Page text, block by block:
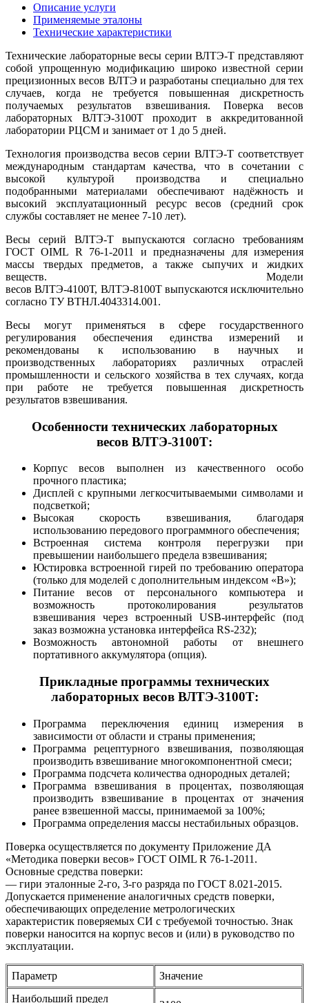
Описание услуги
Применяемые эталоны
Технические характеристики
Технические лабораторные весы серии ВЛТЭ-Т представляют
собой упрощенную модификацию широко известной серии
прецизионных весов ВЛТЭ и разработаны специально для тех
случаев, когда не требуется повышенная дискретность
получаемых результатов взвешивания. Поверка весов
лабораторных ВЛТЭ-3100Т проходит в аккредитованной
лаборатории РЦСМ и занимает от 1 до 5 дней.
Технология производства весов серии ВЛТЭ-Т соответствует
международным стандартам качества, что в сочетании с
высокой культурой производства и специально
подобранными материалами обеспечивают надёжность и
высокий эксплуатационный ресурс весов (средний срок
службы составляет не менее 7-10 лет).
Весы серий ВЛТЭ-Т выпускаются согласно требованиям
ГОСТ OIML R 76-1-2011 и предназначены для измерения
массы твердых предметов, а также сыпучих и жидких
веществ. Модели
весов ВЛТЭ-4100Т, ВЛТЭ-8100Т выпускаются исключительно
согласно ТУ ВТНЛ.4043314.001.
Весы могут применяться в сфере государственного
регулирования обеспечения единства измерений и
рекомендованы к использованию в научных и
производственных лабораториях различных отраслей
промышленности и сельского хозяйства в тех случаях, когда
при работе не требуется повышенная дискретность
результатов взвешивания.
Особенности технических лабораторных
весов ВЛТЭ-3100Т:
Корпус весов выполнен из качественного особо
прочного пластика;
Дисплей с крупными легкосчитываемыми символами и
подсветкой;
Высокая скорость взвешивания, благодаря
использованию передового программного обеспечения;
Встроенная система контроля перегрузки при
превышении наибольшего предела взвешивания;
Юстировка встроенной гирей по требованию оператора
(только для моделей с дополнительным индексом «В»);
Питание весов от персонального компьютера и
возможность протоколирования результатов
взвешивания через встроенный USB-интерфейс (под
заказ возможна установка интерфейса RS-232);
Возможность автономной работы от внешнего
портативного аккумулятора (опция).
Прикладные программы технических
лабораторных весов ВЛТЭ-3100Т:
Программа переключения единиц измерения в
зависимости от области и страны применения;
Программа рецептурного взвешивания, позволяющая
производить взвешивание многокомпонентной смеси;
Программа подсчета количества однородных деталей;
Программа взвешивания в процентах, позволяющая
производить взвешивание в процентах от значения
ранее взвешенной массы, принимаемой за 100%;
Программа определения массы нестабильных образцов.
Поверка осуществляется по документу Приложение ДА
«Методика поверки весов» ГОСТ OIML R 76-1-2011.
Основные средства поверки:
— гири эталонные 2-го, 3-го разряда по ГОСТ 8.021-2015.
Допускается применение аналогичных средств поверки,
обеспечивающих определение метрологических
характеристик поверяемых СИ с требуемой точностью. Знак
поверки наносится на корпус весов и (или) в руководство по
эксплуатации.
Параметр
Значение
Наибольший предел